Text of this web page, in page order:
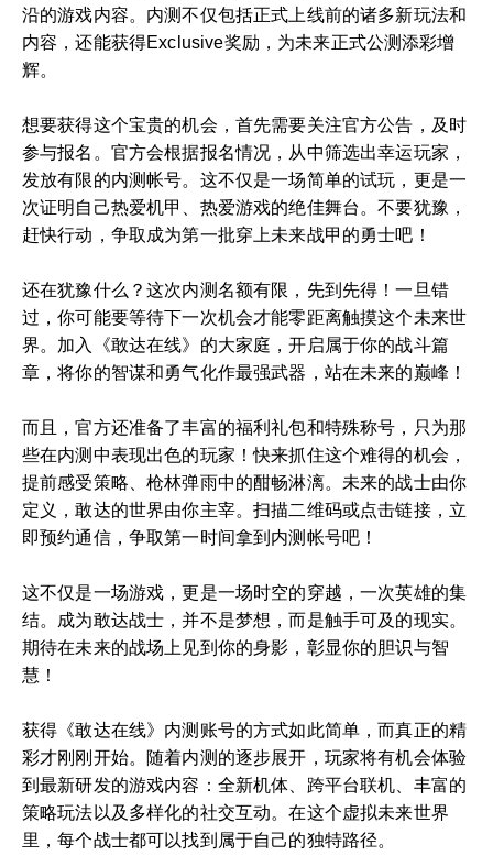
沿的游戏内容。内测不仅包括正式上线前的诸多新玩法和
内容，还能获得Exclusive奖励，为未来正式公测添彩增
辉。
想要获得这个宝贵的机会，首先需要关注官方公告，及时
参与报名。官方会根据报名情况，从中筛选出幸运玩家，
发放有限的内测帐号。这不仅是一场简单的试玩，更是一
次证明自己热爱机甲、热爱游戏的绝佳舞台。不要犹豫，
赶快行动，争取成为第一批穿上未来战甲的勇士吧！
还在犹豫什么？这次内测名额有限，先到先得！一旦错
过，你可能要等待下一次机会才能零距离触摸这个未来世
界。加入《敢达在线》的大家庭，开启属于你的战斗篇
章，将你的智谋和勇气化作最强武器，站在未来的巅峰！
而且，官方还准备了丰富的福利礼包和特殊称号，只为那
些在内测中表现出色的玩家！快来抓住这个难得的机会，
提前感受策略、枪林弹雨中的酣畅淋漓。未来的战士由你
定义，敢达的世界由你主宰。扫描二维码或点击链接，立
即预约通信，争取第一时间拿到内测帐号吧！
这不仅是一场游戏，更是一场时空的穿越，一次英雄的集
结。成为敢达战士，并不是梦想，而是触手可及的现实。
期待在未来的战场上见到你的身影，彰显你的胆识与智
慧！
获得《敢达在线》内测账号的方式如此简单，而真正的精
彩才刚刚开始。随着内测的逐步展开，玩家将有机会体验
到最新研发的游戏内容：全新机体、跨平台联机、丰富的
策略玩法以及多样化的社交互动。在这个虚拟未来世界
里，每个战士都可以找到属于自己的独特路径。